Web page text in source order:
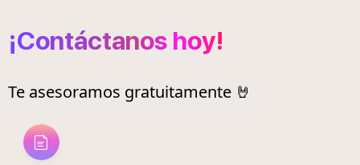
¡Contáctanos hoy!
Te asesoramos gratuitamente 🤘